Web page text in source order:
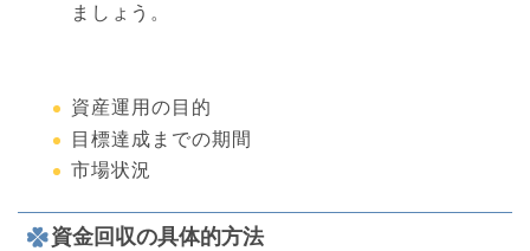
ましょう。
資産運用の目的
目標達成までの期間
市場状況
資金回収の具体的方法